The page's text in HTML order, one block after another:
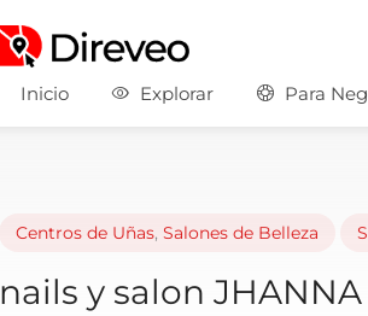
Inicio Explorar Para
Centros de Uñas, Salones de Belleza
nails y salon JHANNA